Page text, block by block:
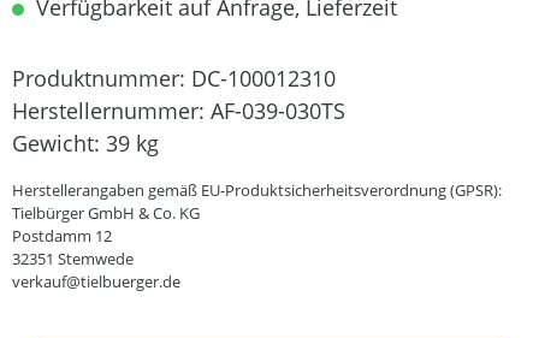
Verfügbarkeit auf Anfrage, Lieferzeit
Produktnummer: DC-100012310
Herstellernummer: AF-039-030TS
Gewicht: 39 kg
Herstellerangaben gemäß EU-Produktsicherheitsverordnung (GPSR):
Tielbürger GmbH & Co. KG
Postdamm 12
32351 Stemwede
verkauf@tielbuerger.de